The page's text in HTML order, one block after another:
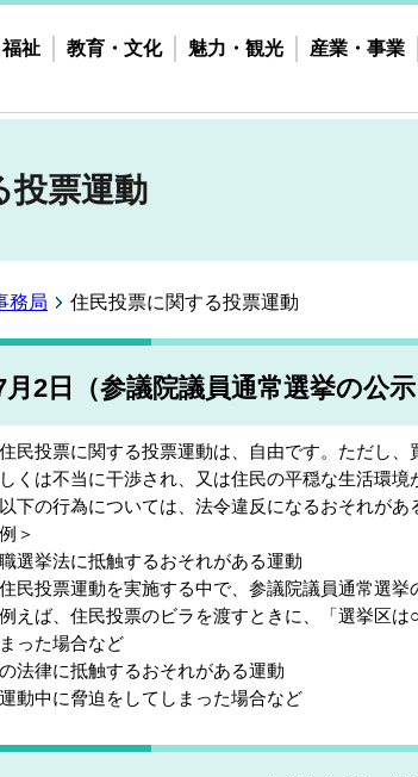
祉 教育・文化 魅力・観光 産業・事業
投票運動
務局 住民投票に関する投票運動
月2日（参議院議員通常選挙の公
民投票に関する投票運動は、自由です。ただし、
くは不当に干渉され、又は住民の平穏な生活環境
下の行為については、法令違反になるおそれがあ
＞
選挙法に抵触するおそれがある運動
住民投票運動を実施する中で、参議院議員通常選挙
えば、住民投票のビラを渡すときに、「選挙区
った場合など
法律に抵触するおそれがある運動
運動中に脅迫をしてしまった場合など